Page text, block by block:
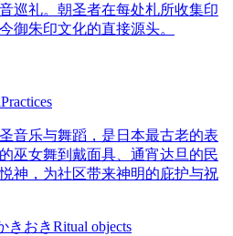
巡礼。朝圣者在每处札所收集印
御朱印文化的直接源头。
Practices
音乐与舞蹈，是日本最古老的表
巫女舞到戴面具、通宵达旦的民
神，为社区带来神明的庇护与祝
きおきRitual objects